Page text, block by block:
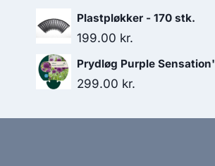
Plastpløkker - 170 stk.
199.00 kr.
Prydløg Purple Sensation'
299.00 kr.